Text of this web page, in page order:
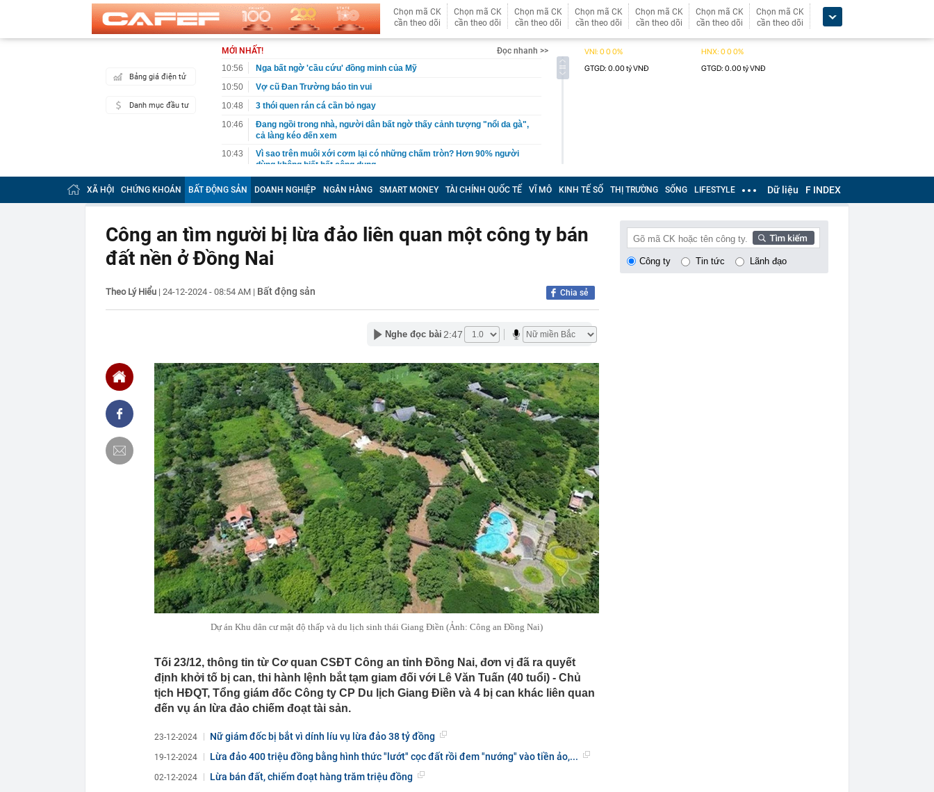
Chọn mã CK
cần theo dõi
Chọn mã CK
cần theo dõi
Chọn mã CK
cần theo dõi
Chọn mã CK
cần theo dõi
Chọn mã CK
cần theo dõi
Chọn mã CK
cần theo dõi
Chọn mã CK
cần theo dõi
Bảng giá điện tử
Danh mục đầu tư
MỚI NHẤT!
Đọc nhanh >>
10:56
Nga bất ngờ 'cầu cứu' đồng minh của Mỹ
10:50
Vợ cũ Đan Trường báo tin vui
10:48
3 thói quen rán cá cần bỏ ngay
10:46
Đang ngồi trong nhà, người dân bất ngờ thấy cảnh tượng "nổi da gà",
cả làng kéo đến xem
10:43
Vì sao trên muôi xới cơm lại có những chấm tròn? Hơn 90% người
dùng không biết hết công dụng
10:38
Hai chị em sinh đôi cùng tốt nghiệp Xuất sắc Đại học Ngoại ngữ
10:34
Tướng Mỹ tìm lối thoát cho Tổng thống Trump khỏi Iran
10:30
Rửa tiền 320 tỷ đồng cho Mr Pips, Shark Bình nộp khắc phục 5,7 tỷ
đồng
10:26
10:22
Có 50 cơ sở kiểm nghiệm được GACC chấp nhận phục vụ xuất khẩu
mít, sầu riêng
Nhiều doanh nghiệp của Huấn Hoa Hồng không hoạt động tại địa chỉ
10:16
Đường dây khai thác cát trái phép thu lợi hàng tỷ đồng
10:12
Việt Nam có loại bánh khách trả tiền mua lẻ nhưng người bán cương
quyết từ chối, lý do nằm ngay trong cái tên
10:10
Dồn lực, quyết tâm đóng điện 14 dự án khu vực phía nam trong 5
tháng cuối năm
10:05
Thay sàn bếp căn nhà, cặp vợ chồng bất ngờ đào trúng kho báu
'khủng': Tuổi đời hơn 300 năm, được đấu giá gần 27 tỷ đồng
10:05
Mức phạt lên đến 200 triệu đồng nếu người dùng tài khoản ngân hàng
có hành vi sau
10:02
Bắt trend "miền Tây sông nước", cô nàng Á Khôi khiến tất cả mê mẩn
với nhan sắc trong trẻo
10:00
Bé trai 1 tuổi làm vỡ hộp giấy, khách sạn đòi đền 3,3 triệu đồng
XÃ HỘI CHỨNG KHOÁN BẤT ĐỘNG SẢN DOANH NGHIỆP NGÂN HÀNG SMART MONEY TÀI CHÍNH QUỐC TẾ VĨ MÔ KINH TẾ SỐ THỊ TRƯỜNG SỐNG LIFESTYLE Dữ liệu F INDEX
Công an tìm người bị lừa đảo liên quan một công ty bán
đất nền ở Đồng Nai
Theo Lý Hiểu | 24-12-2024 - 08:54 AM | Bất động sản Chia sẻ
Nghe đọc bài 2:47
Dự án Khu dân cư mật độ thấp và du lịch sinh thái Giang Điền (Ảnh: Công an Đồng Nai)
Tối 23/12, thông tin từ Cơ quan CSĐT Công an tỉnh Đồng Nai, đơn vị đã ra quyết
định khởi tố bị can, thi hành lệnh bắt tạm giam đối với Lê Văn Tuấn (40 tuổi) - Chủ
tịch HĐQT, Tổng giám đốc Công ty CP Du lịch Giang Điền và 4 bị can khác liên quan
đến vụ án lừa đảo chiếm đoạt tài sản.
23-12-2024 Nữ giám đốc bị bắt vì dính líu vụ lừa đảo 38 tỷ đồng
19-12-2024 Lừa đảo 400 triệu đồng bằng hình thức "lướt" cọc đất rồi đem "nướng" vào tiền ảo,...
02-12-2024 Lừa bán đất, chiếm đoạt hàng trăm triệu đồng
Công ty Tin tức Lãnh đạo